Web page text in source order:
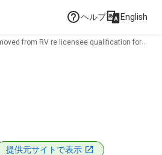
ヘルプ English
from RV re licensee qualification for
提供元サイトで表示